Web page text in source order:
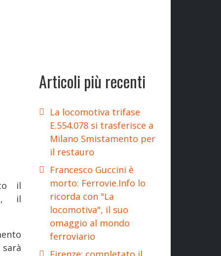
il
il
Articoli più recenti
La locomotiva trifase
E.554.078 si trasferisce a
Milano Smistamento per
il restauro
Francesco Guccini è
morto: Ferrovie.Info lo
ricorda con "La
locomotiva", il suo
omaggio al mondo
ferroviario